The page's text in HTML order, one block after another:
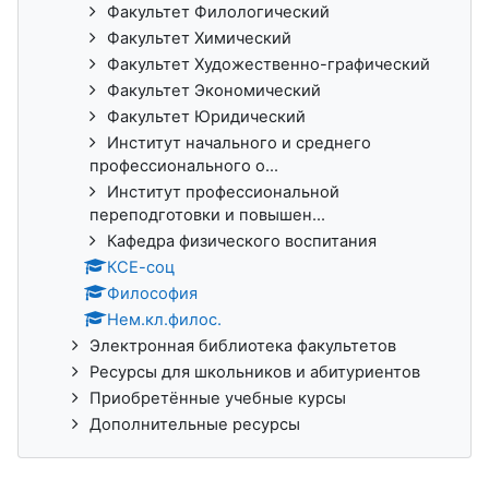
Факультет Филологический
Факультет Химический
Факультет Художественно-графический
Факультет Экономический
Факультет Юридический
Институт начального и среднего
профессионального о...
Институт профессиональной
переподготовки и повышен...
Кафедра физического воспитания
КСЕ-соц
Философия
Нем.кл.филос.
Электронная библиотека факультетов
Ресурсы для школьников и абитуриентов
Приобретённые учебные курсы
Дополнительные ресурсы